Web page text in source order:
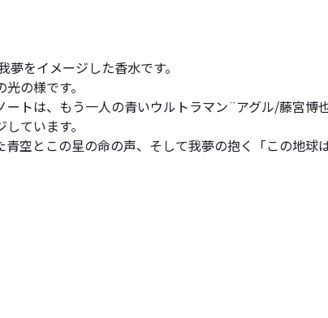
をイメージした香水です。
の様です。
トは、もう一人の青いウルトラマン¨アグル/藤宮
ています。
空とこの星の命の声、そして我夢の抱く「この地